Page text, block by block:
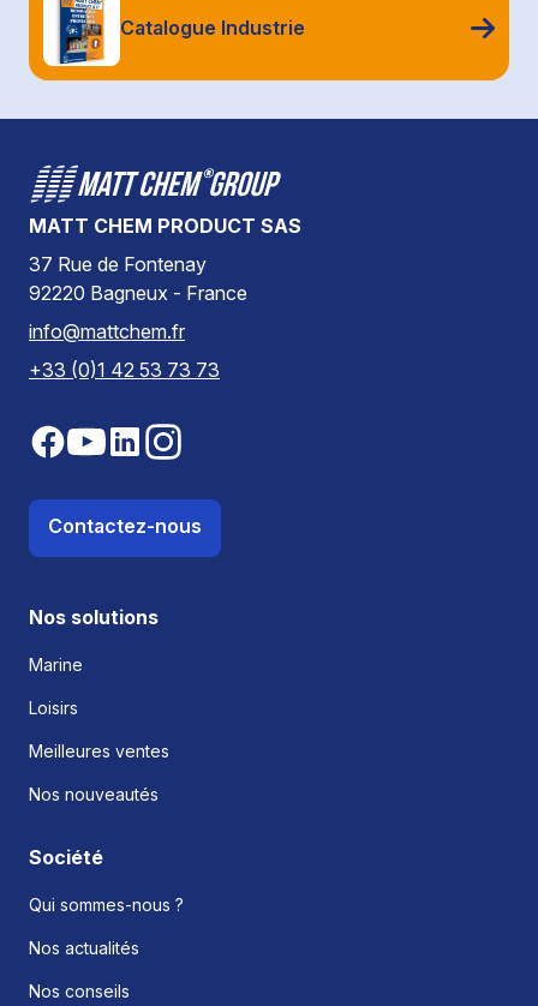
Catalogue Industrie
MATT CHEM PRODUCT SAS
37 Rue de Fontenay
92220 Bagneux - France
info@mattchem.fr
+33 (0)1 42 53 73 73
Contactez-nous
Nos solutions
Marine
Loisirs
Meilleures ventes
Nos nouveautés
Société
Qui sommes-nous ?
Nos actualités
Nos conseils